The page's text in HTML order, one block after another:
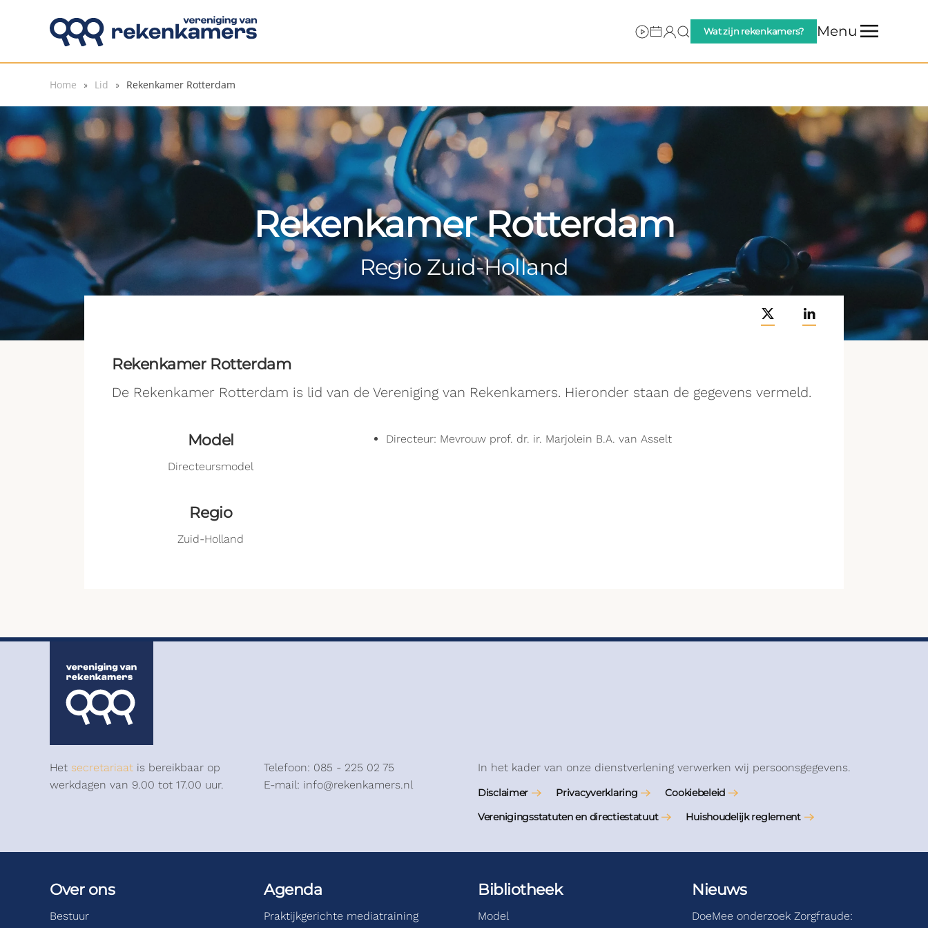
Overslaan en naar de inhoud gaan
Wat zijn rekenkamers? Menu
Home Lid Rekenkamer Rotterdam
Rekenkamer Rotterdam
Regio Zuid-Holland
Rekenkamer Rotterdam
De Rekenkamer Rotterdam is lid van de Vereniging van Rekenkamers. Hieronder staan de gegevens vermeld.
Model
Directeursmodel
Regio
Zuid-Holland
Directeur: Mevrouw prof. dr. ir. Marjolein B.A. van Asselt
Het secretariaat is bereikbaar op
werkdagen van 9.00 tot 17.00 uur.
Telefoon: 085 - 225 02 75
E-mail: info@rekenkamers.nl
In het kader van onze dienstverlening verwerken wij persoonsgegevens.
Disclaimer Privacyverklaring
Cookiebeleid
Verenigingsstatuten en directiestatuut
Huishoudelijk reglement
Over ons
Bestuur
Agenda
Praktijkgerichte mediatraining
Bibliotheek
Model
Nieuws
DoeMee onderzoek Zorgfraude: